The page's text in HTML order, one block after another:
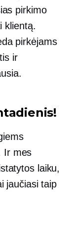
pirkimo
klientą.
pirkėjams
ir
Ir mes
laiku,
jaučiasi taip